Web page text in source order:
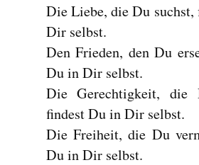
Die Liebe, die Du
Dir selbst.
Den Frieden, den Du
Du in Dir selbst.
Die Gerechtigkeit, die
findest Du in Dir selbst.
Die Freiheit, die Du
Du in Dir selbst.